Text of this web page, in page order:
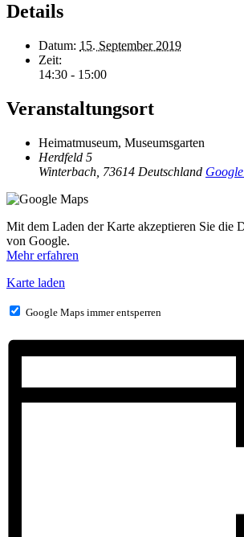
Details
Datum: 15. September 2019
Zeit:
14:30 - 15:00
Veranstaltungsort
Heimatmuseum, Museumsgarten
Herdfeld 5
Winterbach 73614 Deutschland
Mit dem Laden der Karte akzeptieren Sie die
von Google.
Mehr erfahren
Karte laden
Google Maps immer entsperren